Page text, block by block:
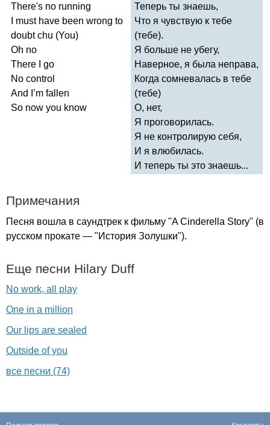
There's no running
must have been wrong to
doubt chu (You)
Oh no
There
go
No control
And
’m fallen
So now you know
Теперь ты знаешь,
Что я чувствую к тебе
(тебе).
Я больше не убегу,
Наверное, я была неправа,
Когда сомневалась в тебе
(тебе)
О, нет,
Я проговорилась.
Я не контролирую себя,
И я влюбилась.
И теперь ты это знаешь...
Примечания
Песня вошла в саундтрек к фильму "A Cinderella Story" (в
русском прокате — "История Золушки").
Еще песни Hilary Duff
No work, all play
One in a million
Our lips are sealed
Outside of you
все песни (74)